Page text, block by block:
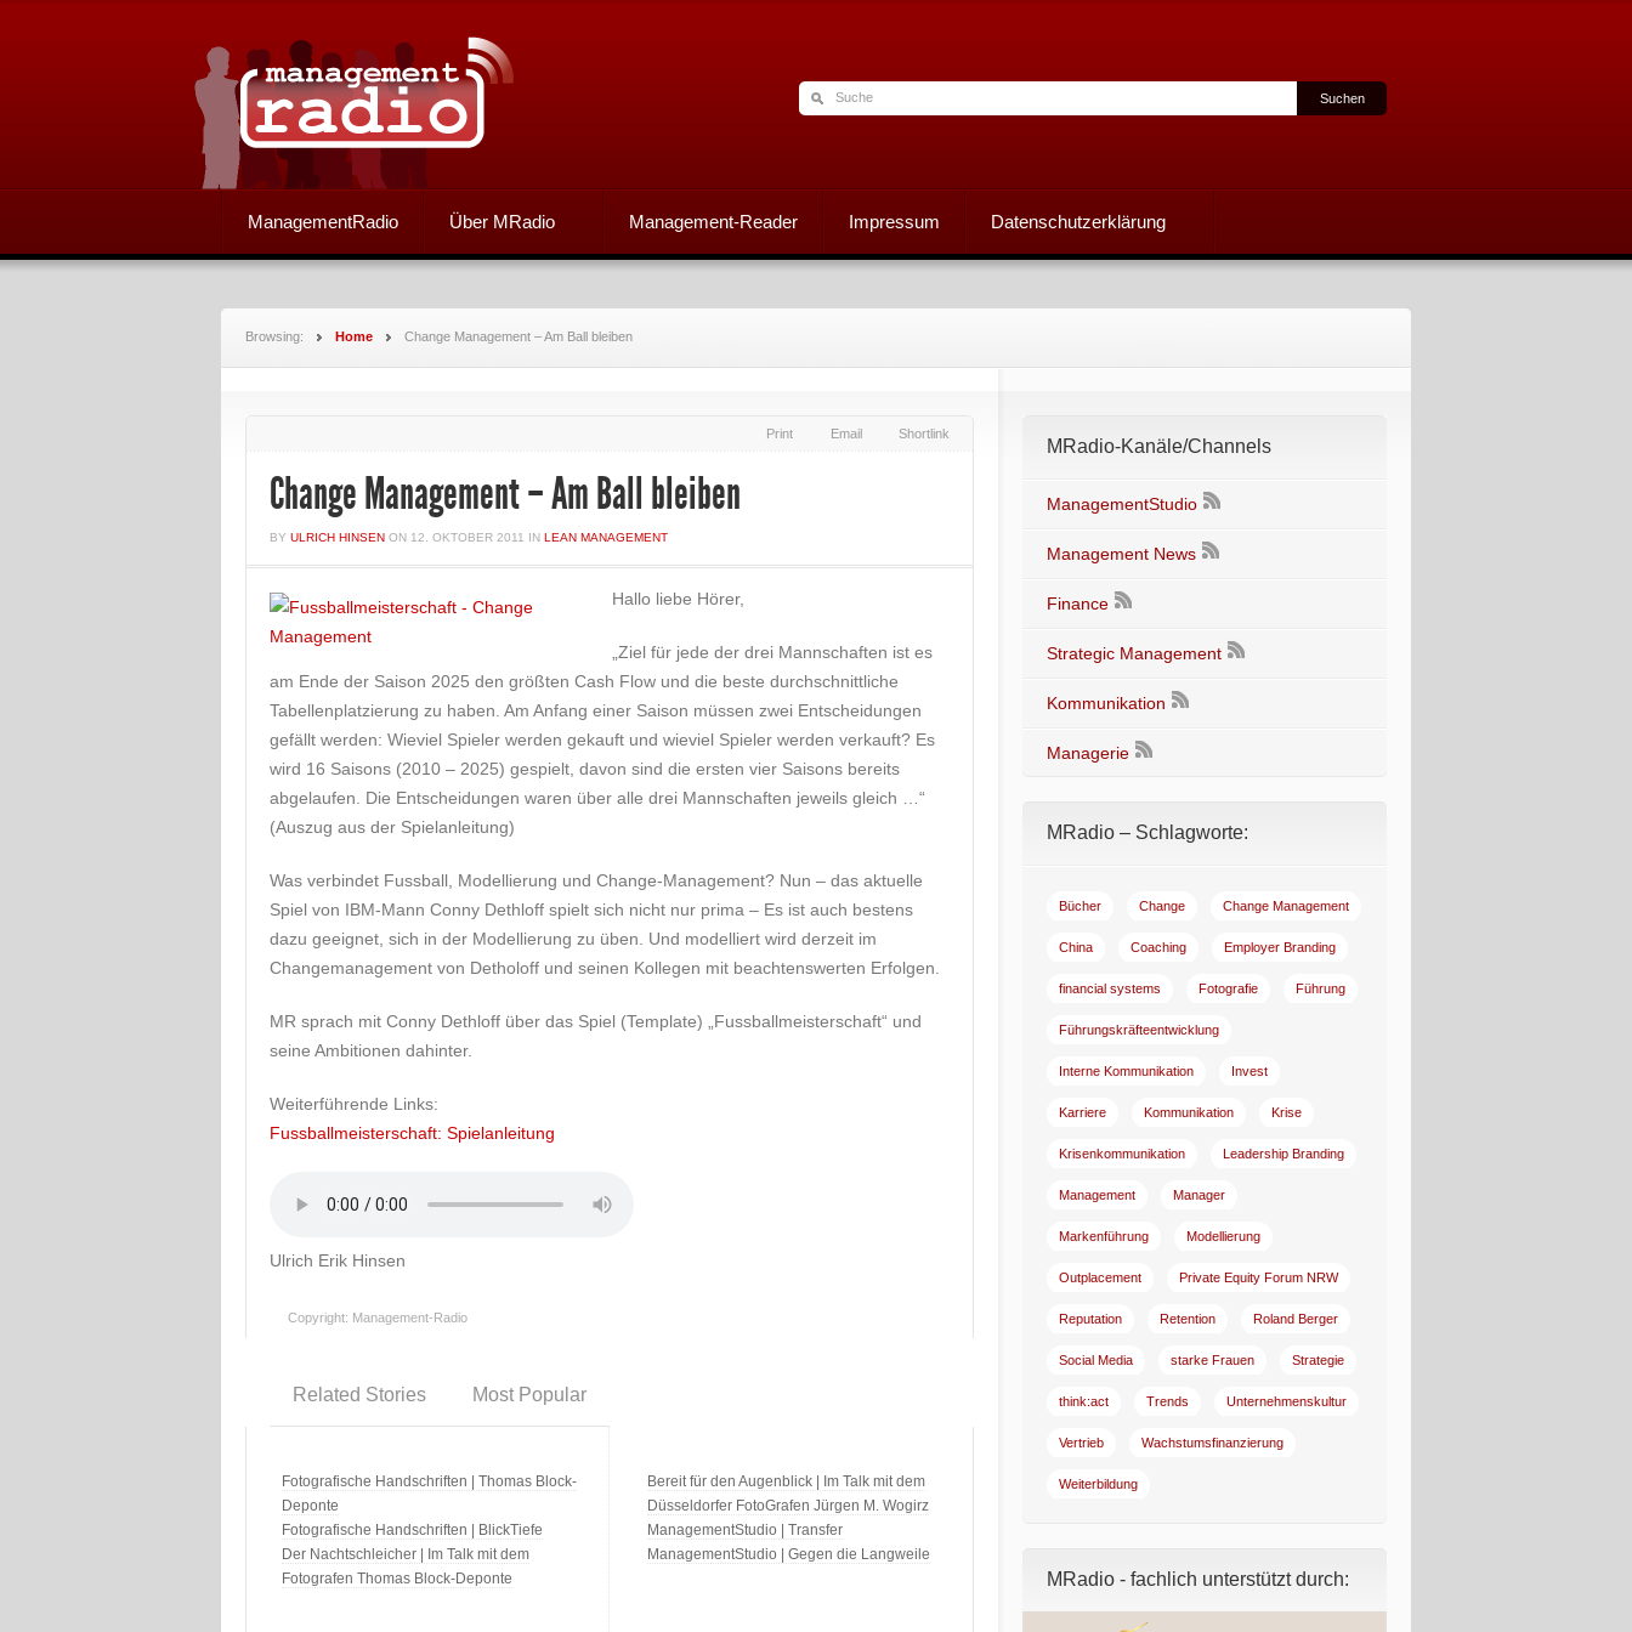
ManagementRadio Über MRadio Management-Reader Impressum Datenschutzerklärung
Browsing: Home Change Management – Am Ball bleiben
Print Email Shortlink
Change Management – Am Ball bleiben
BY ULRICH HINSEN ON 12. OKTOBER 2011 IN LEAN MANAGEMENT
Hallo liebe Hörer,
„Ziel für jede der drei Mannschaften ist es
am Ende der Saison 2025 den größten Cash Flow und die beste durchschnittliche
Tabellenplatzierung zu haben. Am Anfang einer Saison müssen zwei Entscheidungen
gefällt werden: Wieviel Spieler werden gekauft und wieviel Spieler werden verkauft? Es
wird 16 Saisons (2010 – 2025) gespielt, davon sind die ersten vier Saisons bereits
abgelaufen. Die Entscheidungen waren über alle drei Mannschaften jeweils gleich …“
(Auszug aus der Spielanleitung)
Was verbindet Fussball, Modellierung und Change-Management? Nun – das aktuelle
Spiel von IBM-Mann Conny Dethloff spielt sich nicht nur prima – Es ist auch bestens
dazu geeignet, sich in der Modellierung zu üben. Und modelliert wird derzeit im
Changemanagement von Detholoff und seinen Kollegen mit beachtenswerten Erfolgen.
MR sprach mit Conny Dethloff über das Spiel (Template) „Fussballmeisterschaft“ und
seine Ambitionen dahinter.
Weiterführende Links:
Fussballmeisterschaft: Spielanleitung
Ulrich Erik Hinsen
Copyright: Management-Radio
Related Stories Most Popular
Fotografische Handschriften | Thomas Block-
Deponte
Fotografische Handschriften | BlickTiefe
Der Nachtschleicher | Im Talk mit dem
Fotografen Thomas Block-Deponte
Bereit für den Augenblick | Im Talk mit dem
Düsseldorfer FotoGrafen Jürgen M. Wogirz
ManagementStudio | Transfer
ManagementStudio | Gegen die Langweile
MRadio-Kanäle/Channels
ManagementStudio
Management News
Finance
Strategic Management
Kommunikation
Managerie
MRadio – Schlagworte:
Bücher Change Change Management
China Coaching Employer Branding
financial systems Fotografie Führung
Führungskräfteentwicklung
Interne Kommunikation Invest
Karriere Kommunikation Krise
Krisenkommunikation Leadership Branding
Management Manager
Markenführung Modellierung
Outplacement Private Equity Forum NRW
Reputation Retention Roland Berger
Social Media starke Frauen Strategie
think:act Trends Unternehmenskultur
Vertrieb Wachstumsfinanzierung
Weiterbildung
MRadio - fachlich unterstützt durch: